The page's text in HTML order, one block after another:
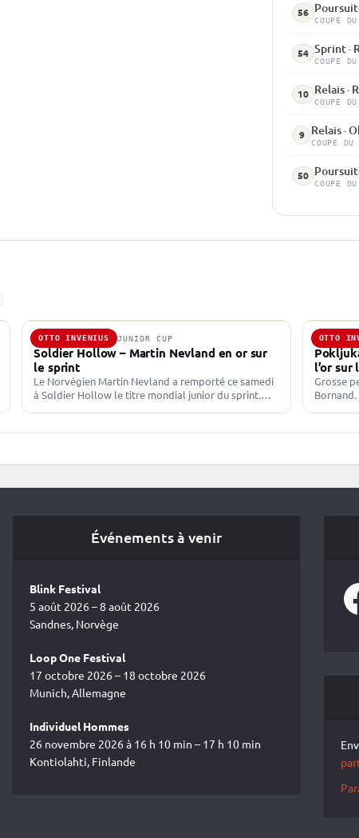
56
COUPE
54 Sprint ·
COUPE
10 Relais ·
COUPE
9 Relais ·
COUPE
50
COUPE
OTTO INVENIUS
26 FÉV. 2022 · JUNIOR CUP
Soldier Hollow – Martin Nevland en or sur
le sprint
Le Norvégien Martin Nevland a remporté ce samedi
à Soldier Hollow le titre mondial junior du sprint.
OTTO
23 JAN.
l’or
Grosse
Événements à venir
Blink Festival
5 août 2026 – 8 août 2026
Sandnes, Norvège
Loop One Festival
17 octobre 2026 – 18 octobre 2026
Munich, Allemagne
Individuel Hommes
26 novembre 2026 à 16 h 10 min – 17 h 10 min
Kontiolahti, Finlande